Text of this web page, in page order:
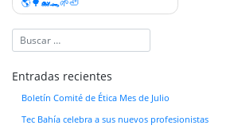
entradas
🌎🌳🐋🐊🌱🦥
Entradas recientes
Boletín Comité de Ética Mes de Julio
Tec Bahía celebra a sus nuevos profesionistas